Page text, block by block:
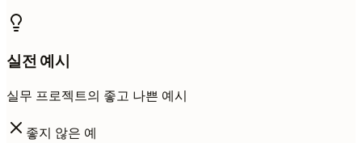
실전 예시
실무 프로젝트의 좋고 나쁜 예시
좋지 않은 예